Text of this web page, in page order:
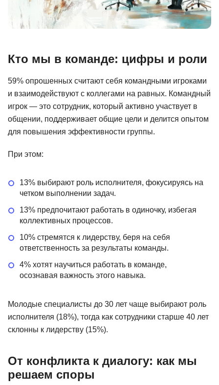
Кто мы в команде: цифры и роли
59% опрошенных считают себя командными игроками
и взаимодействуют с коллегами на равных. Командный
игрок — это сотрудник, который активно участвует в
общении, поддерживает общие цели и делится опытом
для повышения эффективности группы.
При этом:
13% выбирают роль исполнителя, фокусируясь на
четком выполнении задач.
13% предпочитают работать в одиночку, избегая
коллективных процессов.
10% стремятся к лидерству, беря на себя
ответственность за результаты команды.
4% хотят научиться работать в команде,
осознавая важность этого навыка.
Молодые специалисты до 30 лет чаще выбирают роль
исполнителя (18%), тогда как сотрудники старше 40 лет
склонны к лидерству (15%).
От конфликта к диалогу: как мы
решаем споры